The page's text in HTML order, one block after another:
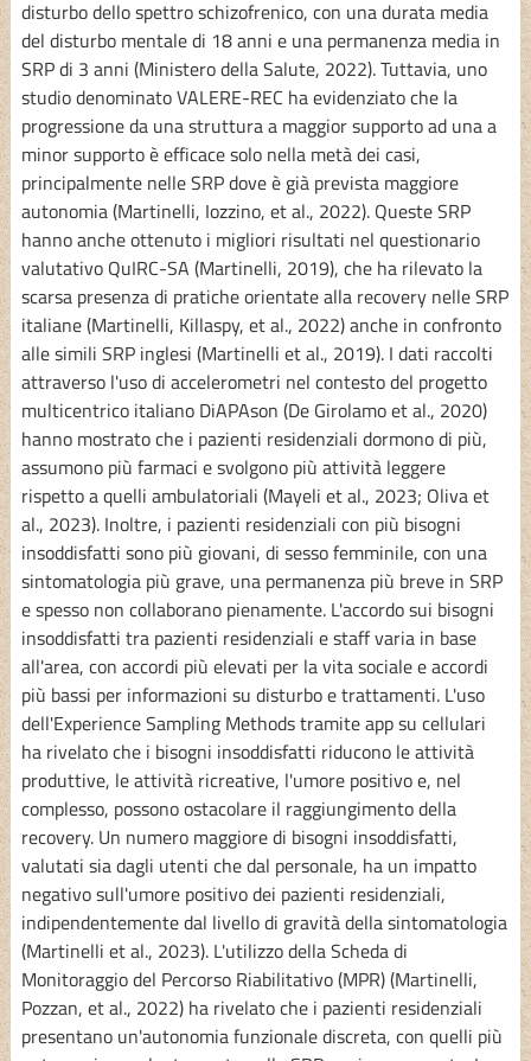
disturbo dello spettro schizofrenico, con una durata media
del disturbo mentale di 18 anni e una permanenza media in
SRP di 3 anni (Ministero della Salute, 2022). Tuttavia, uno
studio denominato VALERE-REC ha evidenziato che la
progressione da una struttura a maggior supporto ad una a
minor supporto è efficace solo nella metà dei casi,
principalmente nelle SRP dove è già prevista maggiore
autonomia (Martinelli, Iozzino, et al., 2022). Queste SRP
hanno anche ottenuto i migliori risultati nel questionario
valutativo QuIRC-SA (Martinelli, 2019), che ha rilevato la
scarsa presenza di pratiche orientate alla recovery nelle SRP
italiane (Martinelli, Killaspy, et al., 2022) anche in confronto
alle simili SRP inglesi (Martinelli et al., 2019). I dati raccolti
attraverso l'uso di accelerometri nel contesto del progetto
multicentrico italiano DiAPAson (De Girolamo et al., 2020)
hanno mostrato che i pazienti residenziali dormono di più,
assumono più farmaci e svolgono più attività leggere
rispetto a quelli ambulatoriali (Mayeli et al., 2023; Oliva et
al., 2023). Inoltre, i pazienti residenziali con più bisogni
insoddisfatti sono più giovani, di sesso femminile, con una
sintomatologia più grave, una permanenza più breve in SRP
e spesso non collaborano pienamente. L'accordo sui bisogni
insoddisfatti tra pazienti residenziali e staff varia in base
all'area, con accordi più elevati per la vita sociale e accordi
più bassi per informazioni su disturbo e trattamenti. L'uso
dell'Experience Sampling Methods tramite app su cellulari
ha rivelato che i bisogni insoddisfatti riducono le attività
produttive, le attività ricreative, l'umore positivo e, nel
complesso, possono ostacolare il raggiungimento della
recovery. Un numero maggiore di bisogni insoddisfatti,
valutati sia dagli utenti che dal personale, ha un impatto
negativo sull'umore positivo dei pazienti residenziali,
indipendentemente dal livello di gravità della sintomatologia
(Martinelli et al., 2023). L'utilizzo della Scheda di
Monitoraggio del Percorso Riabilitativo (MPR) (Martinelli,
Pozzan, et al., 2022) ha rivelato che i pazienti residenziali
presentano un'autonomia funzionale discreta, con quelli più